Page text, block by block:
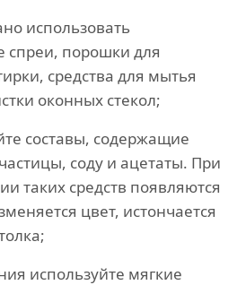
использовать
спреи, порошки для
средства для мытья
оконных стекол;
составы, содержащие
соду и ацетаты. При
таких средств появляются
цвет, истончается
используйте мягкие